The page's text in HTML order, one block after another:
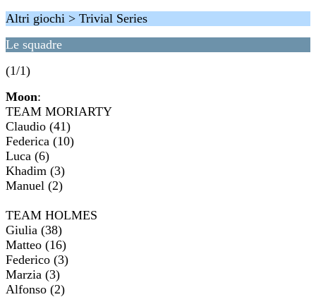
Altri giochi > Trivial Series
Le squadre
(1/1)
Moon:
TEAM MORIARTY
Claudio (41)
Federica (10)
Luca (6)
Khadim (3)
Manuel (2)
TEAM HOLMES
Giulia (38)
Matteo (16)
Federico (3)
Marzia (3)
Alfonso (2)